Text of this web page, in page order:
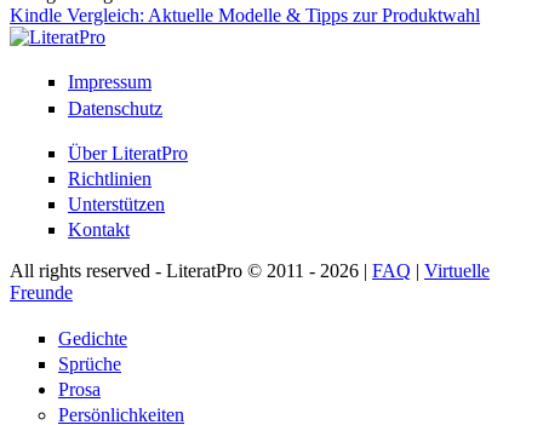
Kindle Vergleich: Aktuelle Modelle & Tipps zur Produktwahl
Impressum
Datenschutz
Über LiteratPro
Richtlinien
Unterstützen
Kontakt
All rights reserved - LiteratPro © 2011 - 2026 | FAQ | Virtuelle
Freunde
Gedichte
Sprüche
Prosa
Persönlichkeiten